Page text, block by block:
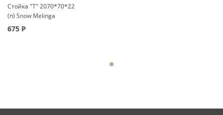
Стойка "Т" 2070*70*22
(п) Snow Melinga
675 Р